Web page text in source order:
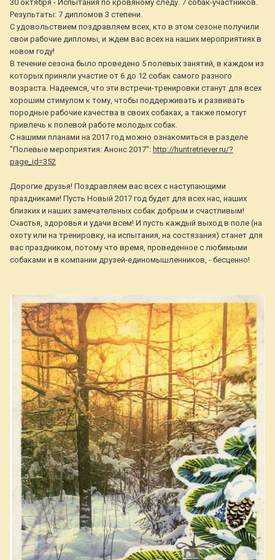
30 октября - Испытания по кровяному следу. 7 собак-участников.
Результаты: 7 дипломов 3 степени.
С удовольствием поздравляем всех, кто в этом сезоне получили
свои рабочие дипломы, и ждем вас всех на наших мероприятиях в
новом году!
В течение сезона было проведено 5 полевых занятий, в каждом из
которых приняли участие от 6 до 12 собак самого разного
возраста. Надеемся, что эти встречи-тренировки станут для всех
хорошим стимулом к тому, чтобы поддерживать и развивать
породные рабочие качества в своих собаках, а также помогут
привлечь к полевой работе молодых собак.
С нашими планами на 2017 год можно ознакомиться в разделе
"Полевые мероприятия: Анонс 2017": http://huntretriever.ru/?
page_id=352
Дорогие друзья! Поздравляем вас всех с наступающими
праздниками! Пусть Новый 2017 год будет для всех нас, наших
близких и наших замечательных собак добрым и счастливым!
Счастья, здоровья и удачи всем! И пусть каждый выход в поле (на
охоту или на тренировку, на испытания, на состязания) станет для
вас праздником, потому что время, проведенное с любимыми
собаками и в компании друзей-единомышленников, - бесценно!